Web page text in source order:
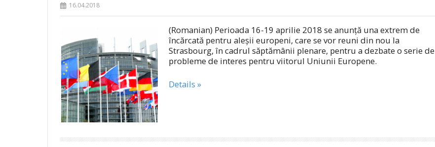
16.04.2018
(Romanian) Perioada 16-19 aprilie 2018 se anunță una extrem de
încărcată pentru aleșii europeni, care se vor reuni din nou la
Strasbourg, în cadrul săptămânii plenare, pentru a dezbate o serie de
probleme de interes pentru viitorul Uniunii Europene.
Details »